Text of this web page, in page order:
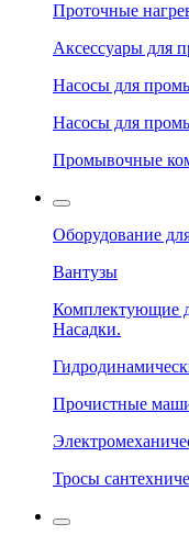
Проточные
Аксессуары для
Насосы для
Насосы для
Промывочные
Оборудование
Вантузы
Комплектующие
Насадки.
Прочистные
Тросы